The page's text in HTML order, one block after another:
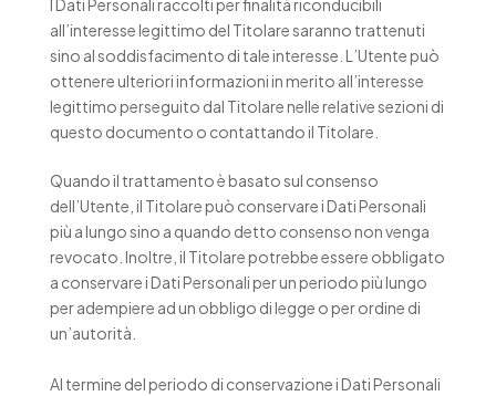
I Dati Personali raccolti per finalità riconducibili
all’interesse legittimo del Titolare saranno trattenuti
sino al soddisfacimento di tale interesse. L’Utente può
ottenere ulteriori informazioni in merito all’interesse
legittimo perseguito dal Titolare nelle relative sezioni di
questo documento o contattando il Titolare.
Quando il trattamento è basato sul consenso
dell’Utente, il Titolare può conservare i Dati Personali
più a lungo sino a quando detto consenso non venga
revocato. Inoltre, il Titolare potrebbe essere obbligato
a conservare i Dati Personali per un periodo più lungo
per adempiere ad un obbligo di legge o per ordine di
un’autorità.
Al termine del periodo di conservazione i Dati Personali